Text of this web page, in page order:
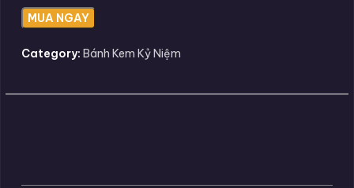
Category: Bánh Kem Kỷ Niệm